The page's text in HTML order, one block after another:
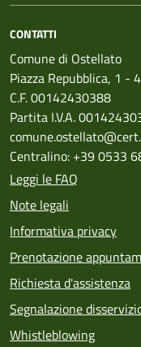
CONTATTI
Comune di Ostellato
Piazza Repubblica, 1 -
C.F. 00142430388
Partita I.V.A.
Centralino: +39 0533
Leggi le FAQ
Note legali
Informativa privacy
Prenotazione
Richiesta d'assistenza
Segnalazione
Whistleblowing